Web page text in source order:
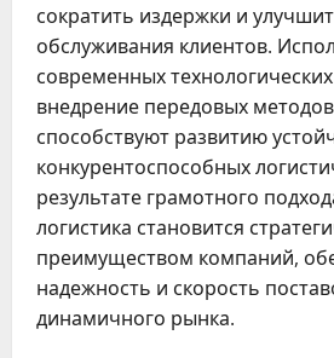
сократить издержки и
обслуживания клиентов.
современных
внедрение передовых
способствуют развитию
конкурентоспособных
результате грамотного
логистика становится
преимуществом компаний,
надежность и скорость
динамичного рынка.